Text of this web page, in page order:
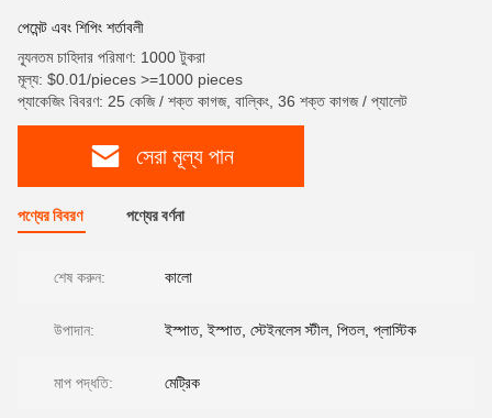
পেমেন্ট এবং শিপিং শর্তাবলী
ন্যূনতম চাহিদার পরিমাণ: 1000 টুকরা
মূল্য: $0.01/pieces >=1000 pieces
প্যাকেজিং বিবরণ: 25 কেজি / শক্ত কাগজ, বাল্কিং, 36 শক্ত কাগজ / প্যালেট
সেরা মূল্য পান
পণ্যের বিবরণ পণ্যের বর্ণনা
শেষ করুন: কালো
উপাদান: ইস্পাত, ইস্পাত, স্টেইনলেস স্টীল, পিতল, প্লাস্টিক
মাপ পদ্ধতি: মেট্রিক